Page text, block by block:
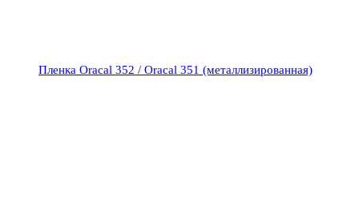
Пленка Oracal 352 / Oracal 351 (металлизированная)